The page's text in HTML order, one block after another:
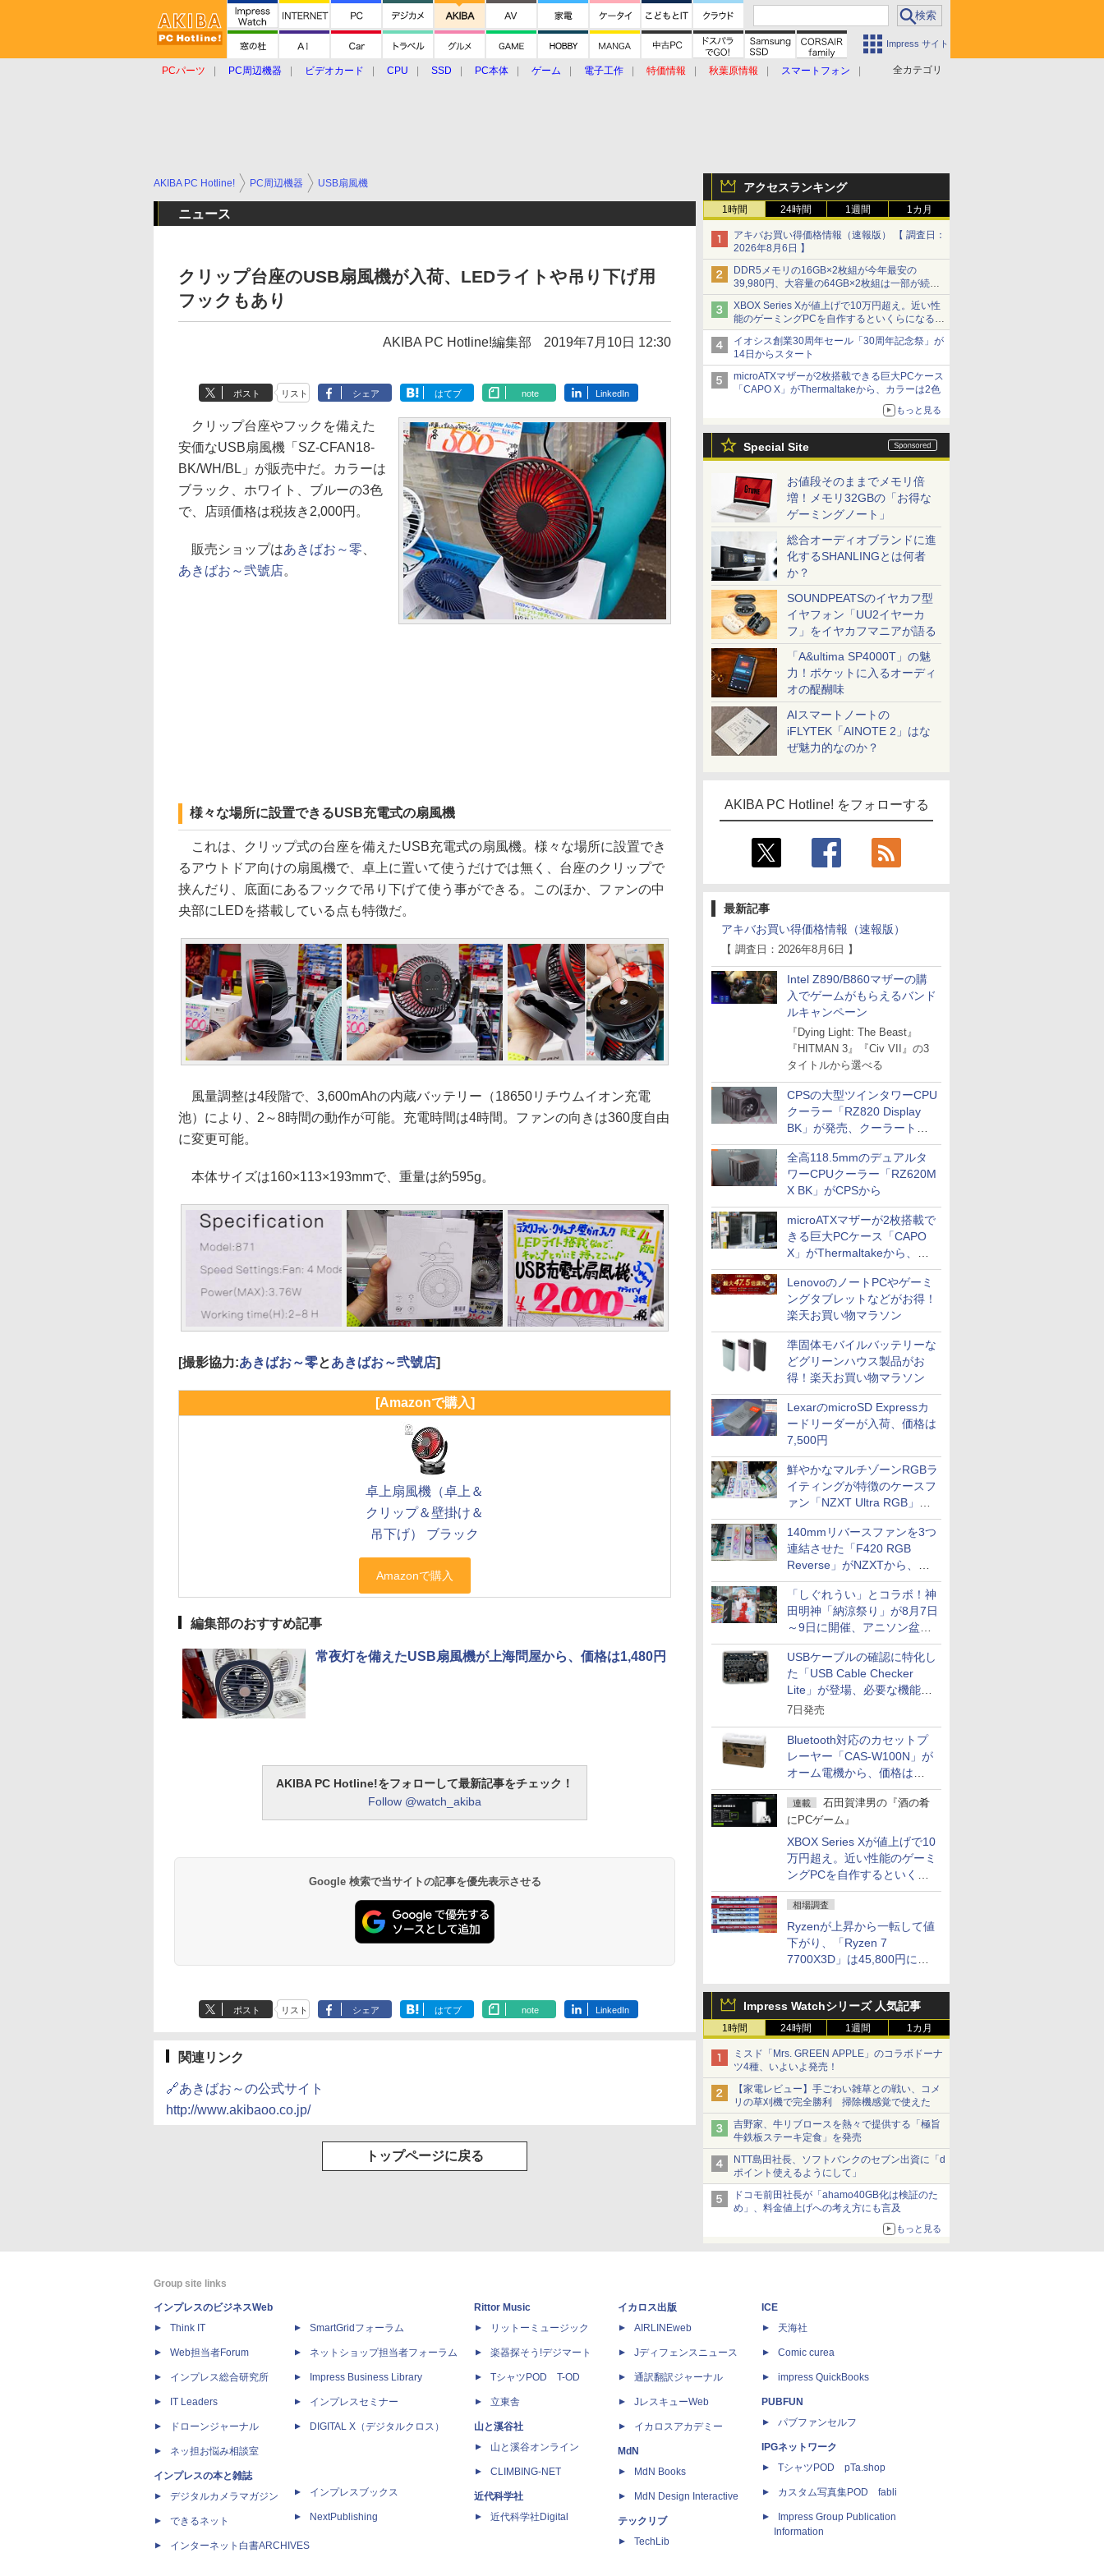
Impress サイト
全カテゴリ
PCパーツ PC周辺機器 ビデオカード CPU SSD PC本体 ゲーム 電子工作 特価情報 秋葉原情報
スマートフォン
アクセスランキング
1時間 24時間 1週間 1カ月
アキバお買い得価格情報（速報版） 【 調査日：
2026年8月6日 】
DDR5メモリの16GB×2枚組が今年最安の
39,980円、大容量の64GB×2枚組は一部が続騰
[8月前半のメモリ価格]
XBOX Series Xが値上げで10万円超え。近い性
能のゲーミングPCを自作するといくらになる？
【石田賀津男の『酒の肴にPCゲーム』】
イオシス創業30周年セール「30周年記念祭」が
14日からスタート
microATXマザーが2枚搭載できる巨大PCケース
「CAPO X」がThermaltakeから、カラーは2色
もっと見る
Special Site
お値段そのままでメモリ倍
増！メモリ32GBの「お得な
ゲーミングノート」
総合オーディオブランドに進
化するSHANLINGとは何者
か？
SOUNDPEATSのイヤカフ型
イヤフォン「UU2イヤーカ
フ」をイヤカフマニアが語る
「A&ultima SP4000T」の魅
力！ポケットに入るオーディ
オの醍醐味
AIスマートノートの
iFLYTEK「AINOTE 2」はな
ぜ魅力的なのか？
AKIBA PC Hotline! をフォローする
最新記事
アキバお買い得価格情報（速報版）
【 調査日：2026年8月6日 】
Intel Z890/B860マザーの購
入でゲームがもらえるバンド
ルキャンペーン
『Dying Light: The Beast』
『HITMAN 3』『Civ VII』の3
タイトルから選べる
CPSの大型ツインタワーCPU
クーラー「RZ820 Display
BK」が発売、クーラートッ
プに5インチ液晶搭載
全高118.5mmのデュアルタ
ワーCPUクーラー「RZ620M
X BK」がCPSから
microATXマザーが2枚搭載で
きる巨大PCケース「CAPO
X」がThermaltakeから、カ
ラーは2色
LenovoのノートPCやゲーミ
ングタブレットなどがお得！
楽天お買い物マラソン
準固体モバイルバッテリーな
どグリーンハウス製品がお
得！楽天お買い物マラソン
LexarのmicroSD Expressカ
ードリーダーが入荷、価格は
7,500円
鮮やかなマルチゾーンRGBラ
イティングが特徴のケースフ
ァン「NZXT Ultra RGB」が
発売、計8製品
140mmリバースファンを3つ
連結させた「F420 RGB
Reverse」がNZXTから、単
一フレーム採用
「しぐれうい」とコラボ！神
田明神「納涼祭り」が8月7日
～9日に開催、アニソン盆踊
りや屋台グルメなどもあり
USBケーブルの確認に特化し
た「USB Cable Checker
Lite」が登場、必要な機能を
凝縮しコンパクトに
7日発売
Bluetooth対応のカセットプ
レーヤー「CAS-W100N」が
オーム電機から、価格は
5,940円
連載
石田賀津男の『酒の肴
にPCゲーム』
XBOX Series Xが値上げで10
万円超え。近い性能のゲーミ
ングPCを自作するといくら
になる？
相場調査
Ryzenが上昇から一転して値
下がり、「Ryzen 7
7700X3D」は45,800円に急
との価格逆転解消 [8月前半の
CPU価格]
Impress Watchシリーズ 人気記事
1時間 24時間 1週間 1カ月
ミスド「Mrs. GREEN APPLE」のコラボドーナ
ツ4種、いよいよ発売！
【家電レビュー】手ごわい雑草との戦い、コメ
リの草刈機で完全勝利 掃除機感覚で使えた
吉野家、牛リブロースを熱々で提供する「極旨
牛鉄板ステーキ定食」を発売
NTT島田社長、ソフトバンクのセブン出資に「d
ポイント使えるようにして」
ドコモ前田社長が「ahamo40GB化は検証のた
め」、料金値上げへの考え方にも言及
もっと見る
AKIBA PC Hotline! PC周辺機器 USB扇風機
ニュース
クリップ台座のUSB扇風機が入荷、LEDライトや吊り下げ用
フックもあり
AKIBA PC Hotline!編集部 2019年7月10日 12:30
ポスト リスト シェア はてブ note LinkedIn
クリップ台座やフックを備えた
安価なUSB扇風機「SZ-CFAN18-
BK/WH/BL」が販売中だ。カラーは
ブラック、ホワイト、ブルーの3色
で、店頭価格は税抜き2,000円。
販売ショップはあきばお～零
あきばお～弐號店。
様々な場所に設置できるUSB充電式の扇風機
これは、クリップ式の台座を備えたUSB充電式の扇風機。様々な場所に設置でき
るアウトドア向けの扇風機で、卓上に置いて使うだけでは無く、台座のクリップで
挟んだり、底面にあるフックで吊り下げて使う事ができる。このほか、ファンの中
央部にLEDを搭載している点も特徴だ。
風量調整は4段階で、3,600mAhの内蔵バッテリー（18650リチウムイオン充電
池）により、2～8時間の動作が可能。充電時間は4時間。ファンの向きは360度自由
に変更可能。
本体サイズは160×113×193mmで、重量は約595g。
[撮影協力:あきばお～零とあきばお～弐號店]
[Amazonで購入]
卓上扇風機（卓上＆
クリップ＆壁掛け＆
吊下げ） ブラック
編集部のおすすめ記事
常夜灯を備えたUSB扇風機が上海問屋から、価格は1,480円
AKIBA PC Hotline!をフォローして最新記事をチェック！
Follow @watch_akiba
Google 検索で当サイトの記事を優先表示させる
ポスト リスト シェア はてブ note LinkedIn
関連リンク
🔗あきばお～の公式サイト
http://www.akibaoo.co.jp/
トップページに戻る
Group site links
インプレスのビジネスWeb
Think IT
Web担当者Forum
インプレス総合研究所
IT Leaders
ドローンジャーナル
ネッ担お悩み相談室
インプレスの本と雑誌
デジタルカメラマガジン
できるネット
インターネット白書ARCHIVES
SmartGridフォーラム
ネットショップ担当者フォーラム
Impress Business Library
インプレスセミナー
DIGITAL X（デジタルクロス）
インプレスブックス
NextPublishing
Rittor Music
リットーミュージック
楽器探そう!デジマート
TシャツPOD T-OD
立東舎
山と溪谷社
山と溪谷オンライン
CLIMBING-NET
近代科学社
近代科学社Digital
イカロス出版
AIRLINEweb
Jディフェンスニュース
通訳翻訳ジャーナル
JレスキューWeb
イカロスアカデミー
MdN
MdN Books
MdN Design Interactive
テックリブ
TechLib
ICE
天海社
Comic curea
impress QuickBooks
PUBFUN
パブファンセルフ
IPGネットワーク
TシャツPOD pTa.shop
カスタム写真集POD fabli
Impress Group Publication
Information